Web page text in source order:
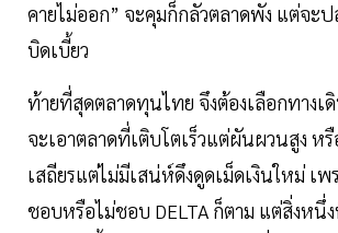
คายไม่ออก” จะคุมก็กลัวตลาดพัง แต่จะ
บิดเบี้ยว
ท้ายที่สุดตลาดทุนไทย จึงต้องเลือกทางเดิ
จะเอาตลาดที่เติบโตเร็วแต่ผันผวนสูง ห
เสถียรแต่ไม่มีเสน่ห์ดึงดูดเม็ดเงินใหม่ เพ
ชอบหรือไม่ชอบ DELTA ก็ตาม แต่สิ่งหนึ่